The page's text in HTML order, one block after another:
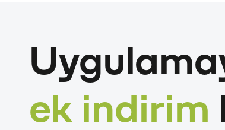
ek indirim